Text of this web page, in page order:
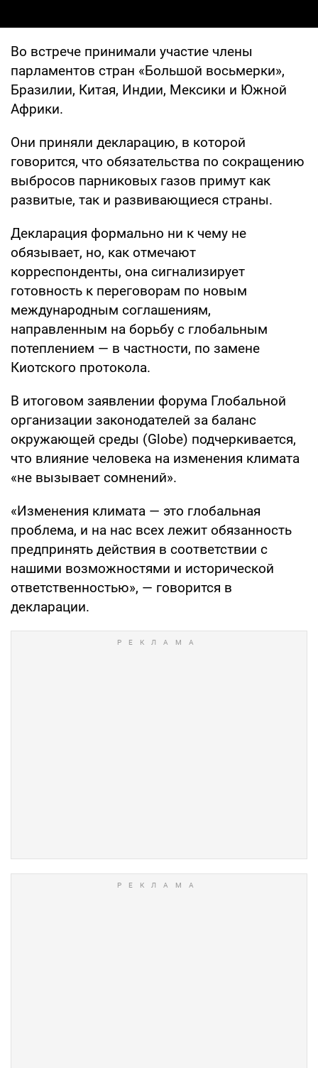
Во встрече принимали участие члены
парламентов стран «Большой восьмерки»,
Бразилии, Китая, Индии, Мексики и Южной
Африки.
Они приняли декларацию, в которой
говорится, что обязательства по сокращению
выбросов парниковых газов примут как
развитые, так и развивающиеся страны.
Декларация формально ни к чему не
обязывает, но, как отмечают
корреспонденты, она сигнализирует
готовность к переговорам по новым
международным соглашениям,
направленным на борьбу с глобальным
потеплением — в частности, по замене
Киотского протокола.
В итоговом заявлении форума Глобальной
организации законодателей за баланс
окружающей среды (Globe) подчеркивается,
что влияние человека на изменения климата
«не вызывает сомнений».
«Изменения климата — это глобальная
проблема, и на нас всех лежит обязанность
предпринять действия в соответствии с
нашими возможностями и исторической
ответственностью», — говорится в
декларации.